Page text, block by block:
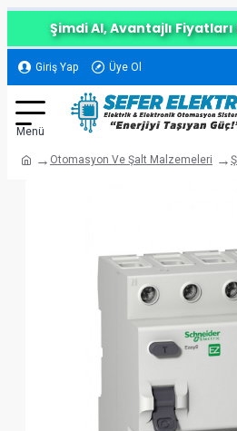
Şimdi Al, Avantajlı
Giriş Yap Üye Ol
Otomasyon Ve Şalt Malzemeleri